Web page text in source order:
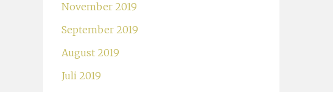
November 2019
September 2019
August 2019
Juli 2019